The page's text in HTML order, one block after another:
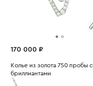
170 000 ₽
Размеры:
Колье из золота 750 пробы с
бриллиантами
Вес: